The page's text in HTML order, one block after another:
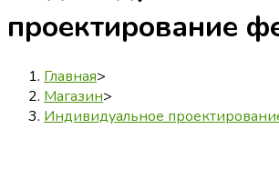
проектирование
Главная>
Магазин>
Индивидуальное